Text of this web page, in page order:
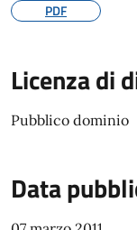
PDF
Licenza di
Pubblico dominio
Data